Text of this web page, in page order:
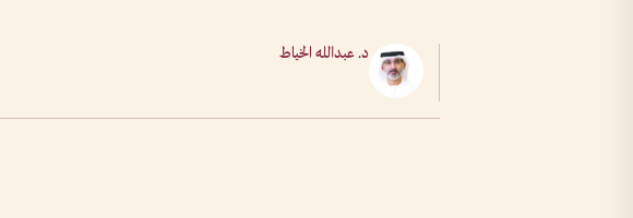
د. عبدالله الخياط